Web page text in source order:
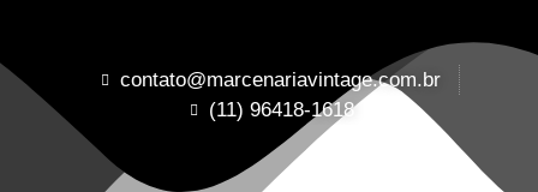
contato@marcenariavintage.com.br
(11) 96418-1618